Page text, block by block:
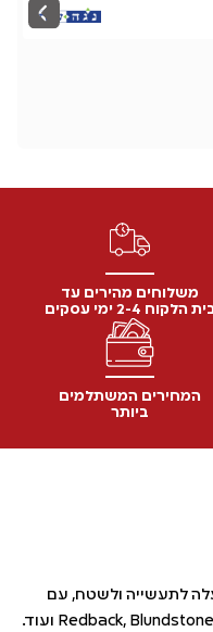
משלוחים מהירים עד
הלקוח 2-4 ימי עסקים
המחירים המשתלמים
ביותר
לתעשייה ולשטח, עם